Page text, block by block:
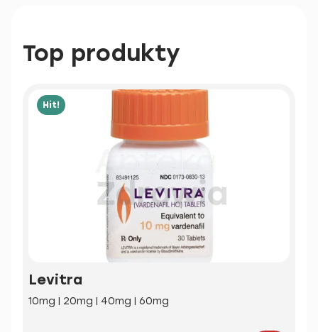
Top produkty
Hit!
Levitra
10mg | 20mg | 40mg | 60mg